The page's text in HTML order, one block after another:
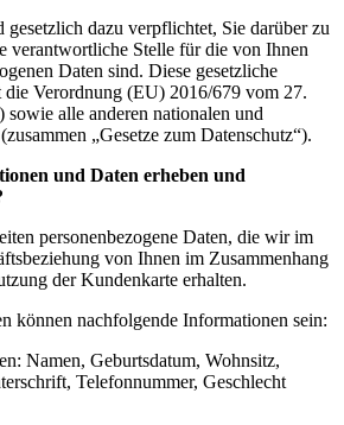
gesetzlich dazu verpflichtet, Sie darüber zu
verantwortliche Stelle für die von Ihnen
Daten sind. Diese gesetzliche
Verordnung (EU) 2016/679 vom 27.
alle anderen nationalen und
„Gesetze zum Datenschutz“).
und Daten erheben und
personenbezogene Daten, die wir im
von Ihnen im Zusammenhang
der Kundenkarte erhalten.
können nachfolgende Informationen sein:
Namen, Geburtsdatum, Wohnsitz,
Telefonnummer, Geschlecht